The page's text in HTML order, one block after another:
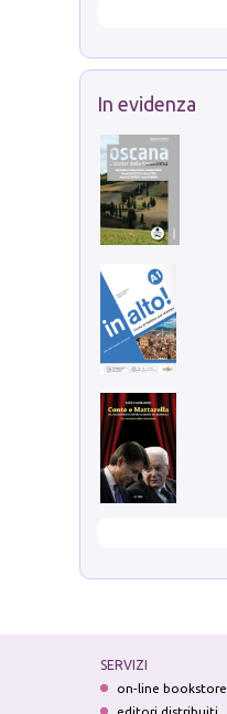
In evidenza
SERVIZI
on-line bookstore